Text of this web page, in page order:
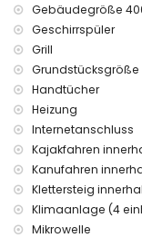
Haustiere sind
Die Unterkunft
Einrichtungen und
Villa enthalten sind
Internet
Bügeleisen und
Rezeption und
Tischtennis
Luftheizung
Einrichtungen und
Gebäudegröße
Geschirrspüler
Grill
Grundstücksgröße
Handtücher
Heizung
Internetanschluss
Kajakfahren
Kanufahren
Klettersteig
Klimaanlage (4
Mikrowelle